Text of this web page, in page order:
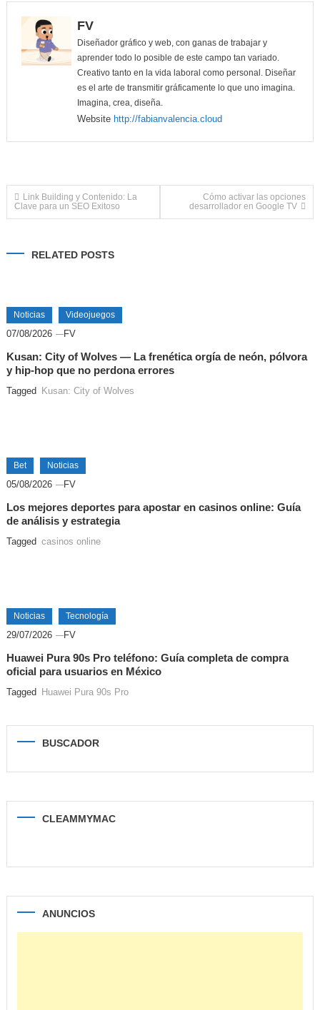
FV
Diseñador gráfico y web, con ganas de trabajar y
aprender todo lo posible de este campo tan variado.
Creativo tanto en la vida laboral como personal. Diseñar
es el arte de transmitir gráficamente lo que uno imagina.
Imagina, crea, diseña.
Website http://fabianvalencia.cloud
Navegación
entradas
Link Building y Contenido: La
Clave para un SEO Exitoso
Cómo activar las opciones
desarrollador en Google TV
RELATED POSTS
Noticias Videojuegos
07/08/2026 FV
Kusan: City of Wolves — La frenética orgía de neón, pólvora
y hip-hop que no perdona errores
Tagged Kusan: City of Wolves
Bet Noticias
05/08/2026 FV
Los mejores deportes para apostar en casinos online: Guía
de análisis y estrategia
Tagged casinos online
Noticias Tecnología
29/07/2026 FV
Huawei Pura 90s Pro teléfono: Guía completa de compra
oficial para usuarios en México
Tagged Huawei Pura 90s Pro
BUSCADOR
CLEAMMYMAC
ANUNCIOS